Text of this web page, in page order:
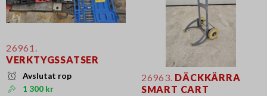
26961.
VERKTYGSSATSER
Avslutat rop
1 300 kr
26963. DÄCKKÄRRA
SMART CART